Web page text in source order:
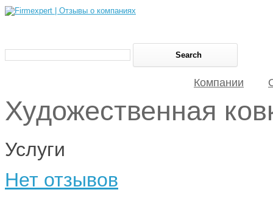
Компании
Художественная
Услуги
Нет отзывов